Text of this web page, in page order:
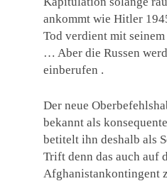
ankommt wie Hitler
Tod verdient mit
… Aber die Russen
einberufen .
Der neue
bekannt als
betitelt ihn deshalb als
Trift denn das auch auf
Afghanistankontingent